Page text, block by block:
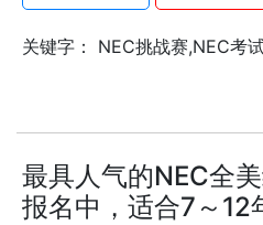
关键字： NEC挑战赛,NEC考
最具人气的NEC全
报名中，适合7～12